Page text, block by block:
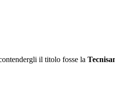
il titolo fosse la